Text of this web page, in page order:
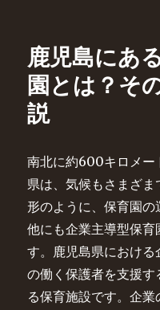
ー
鹿児島にあ
園とは？そ
説
南北に約600キロメー
県は、気候もさまざ
形のように、保育園
他にも企業主導型保育
す。鹿児島県におけ
の働く保護者を支援
る保育施設です。企